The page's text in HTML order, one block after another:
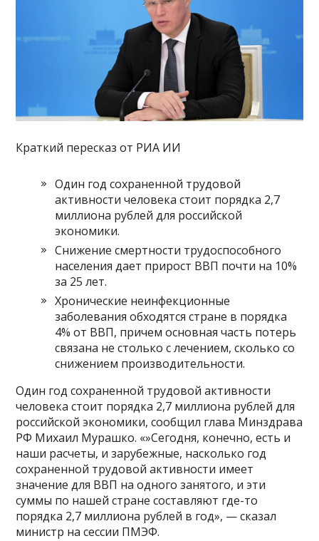
Краткий пересказ от РИА ИИ
Один год сохраненной трудовой
активности человека стоит порядка 2,7
миллиона рублей для российской
экономики.
Снижение смертности трудоспособного
населения дает прирост ВВП почти на 10%
за 25 лет.
Хронические неинфекционные
заболевания обходятся стране в порядка
4% от ВВП, причем основная часть потерь
связана не столько с лечением, сколько со
снижением производительности.
Один год сохраненной трудовой активности
человека стоит порядка 2,7 миллиона рублей для
российской экономики, сообщил глава Минздрава
РФ Михаил Мурашко. «»Сегодня, конечно, есть и
наши расчеты, и зарубежные, насколько год
сохраненной трудовой активности имеет
значение для ВВП на одного занятого, и эти
суммы по нашей стране составляют где-то
порядка 2,7 миллиона рублей в год», — сказал
министр на сессии ПМЭФ.